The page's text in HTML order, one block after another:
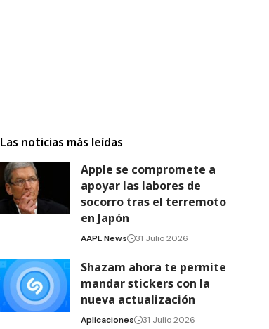
Las noticias más leídas
Apple se compromete a
apoyar las labores de
socorro tras el terremoto
en Japón
AAPL News 31 Julio 2026
Shazam ahora te permite
mandar stickers con la
nueva actualización
Aplicaciones 31 Julio 2026